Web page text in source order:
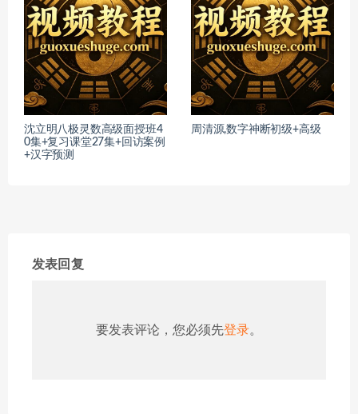
沈立明八极灵数高级面授班4
0集+复习课堂27集+回访案例
+汉字预测
周清源,数字神断初级+高级
发表回复
要发表评论，您必须先登录。